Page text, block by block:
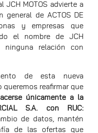
JCH MOTOS advierte a
de ACTOS DE
y empresas que
el nombre de JCH
ninguna relación con
de esta nueva
queremos reafirmar que
únicamente a la
S.A. con RUC:
de datos, mantén
de las ofertas que